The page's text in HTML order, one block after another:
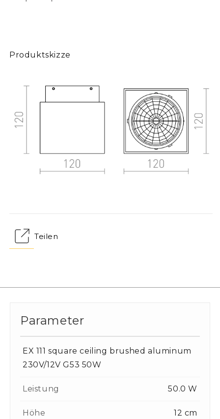
Produktskizze
Teilen
Parameter
EX 111 square ceiling brushed aluminum
230V/12V G53 50W
Leistung 50.0 W
Höhe 12 cm